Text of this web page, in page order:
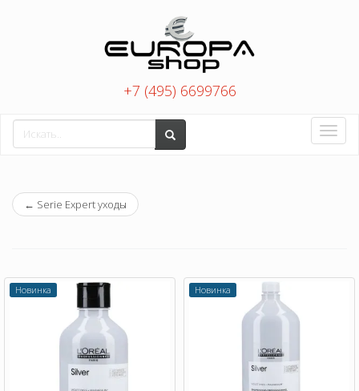
+7 (495) 6699766
Toggle
← Serie Expert уходы
Новинка Новинка